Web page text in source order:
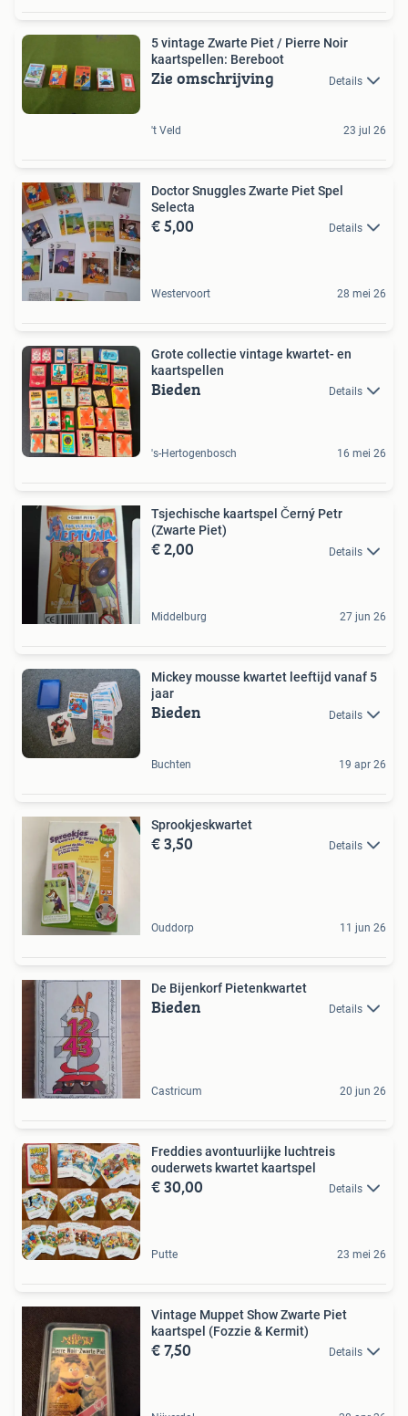
5 vintage Zwarte Piet / Pierre Noir
kaartspellen: Bereboot
Zie omschrijving Details
't Veld 23 jul 26
Doctor Snuggles Zwarte Piet Spel
Selecta
€ 5,00 Details
Westervoort 28 mei 26
Grote collectie vintage kwartet- en
kaartspellen
Bieden Details
's-Hertogenbosch 16 mei 26
Tsjechische kaartspel Černý Petr
(Zwarte Piet)
€ 2,00 Details
Middelburg 27 jun 26
Mickey mousse kwartet leeftijd vanaf 5
jaar
Bieden Details
Buchten 19 apr 26
Sprookjeskwartet
€ 3,50 Details
Ouddorp 11 jun 26
De Bijenkorf Pietenkwartet
Bieden Details
Castricum 20 jun 26
Freddies avontuurlijke luchtreis
ouderwets kwartet kaartspel
€ 30,00 Details
Putte 23 mei 26
Vintage Muppet Show Zwarte Piet
kaartspel (Fozzie & Kermit)
€ 7,50 Details